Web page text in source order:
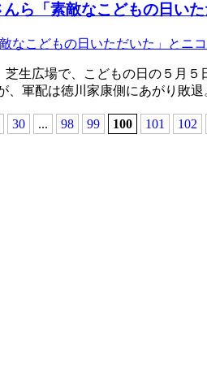
ら「素敵なこどもの日い
生広場で、こどもの日の５月
軍配は徳川家康側にあがり敗
30 ... 98 99 100 101 102